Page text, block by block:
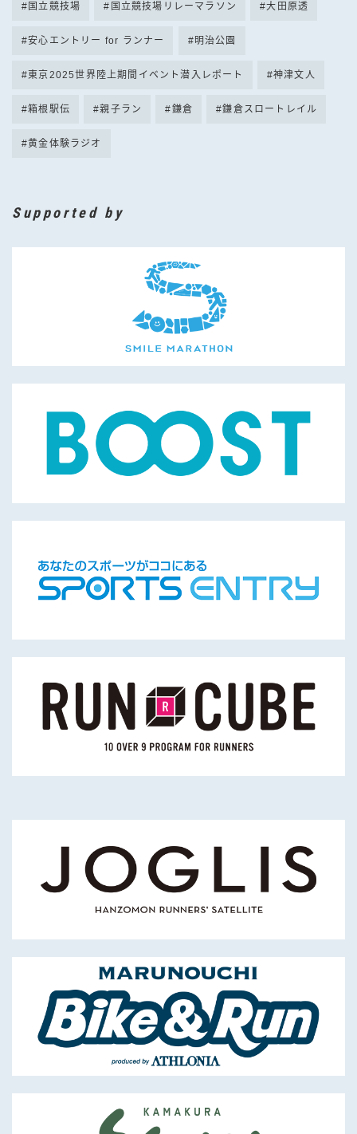
国立競技場 国立競技場リレーマラソン 大田原透
安心エントリー for ランナー 明治公園
東京2025世界陸上期間イベント潜入レポート 神津文人
箱根駅伝 親子ラン 鎌倉 鎌倉スロートレイル
黄金体験ラジオ
Supported by